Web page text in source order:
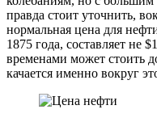
правда стоит уточнить,
нормальная цена для
1875 года, составляет не
временами может стоить
качается именно вокруг